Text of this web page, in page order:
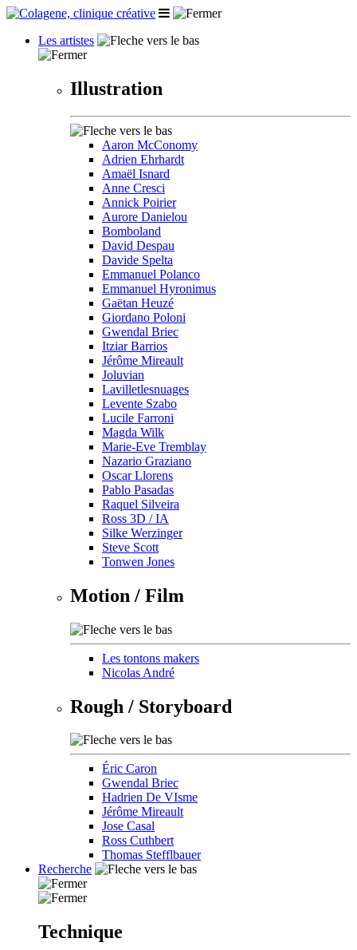
Les artistes
Illustration
Aaron McConomy
Adrien Ehrhardt
Amaël Isnard
Anne Cresci
Annick Poirier
Aurore Danielou
Bomboland
David Despau
Davide Spelta
Emmanuel Polanco
Emmanuel Hyronimus
Gaëtan Heuzé
Giordano Poloni
Gwendal Briec
Itziar Barrios
Jérôme Mireault
Joluvian
Lavilletlesnuages
Levente Szabo
Lucile Farroni
Magda Wilk
Marie-Eve Tremblay
Nazario Graziano
Oscar Llorens
Pablo Pasadas
Raquel Silveira
Ross 3D / IA
Silke Werzinger
Steve Scott
Tonwen Jones
Motion / Film
Les tontons makers
Nicolas André
Rough / Storyboard
Éric Caron
Gwendal Briec
Hadrien De VIsme
Jérôme Mireault
Jose Casal
Ross Cuthbert
Thomas Stefflbauer
Recherche
Technique